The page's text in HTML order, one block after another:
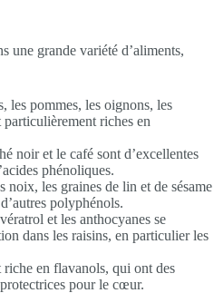
une grande variété d’aliments,
les pommes, les oignons, les
riches en
noir et le café sont d’excellentes
phénoliques.
noix, les graines de lin et de sésame
polyphénols.
et les anthocyanes se
dans les raisins, en particulier les
riche en flavanols, qui ont des
pour le cœur.